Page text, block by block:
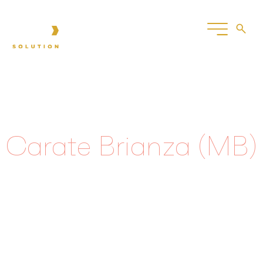
Carate Brianza (MB)